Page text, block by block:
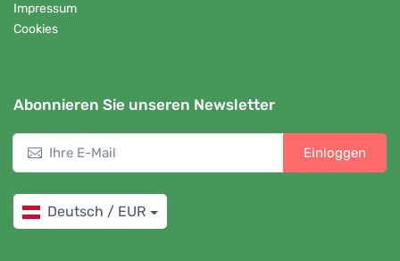
Impressum
Cookies
Abonnieren Sie unseren Newsletter
Einloggen
Deutsch / EUR